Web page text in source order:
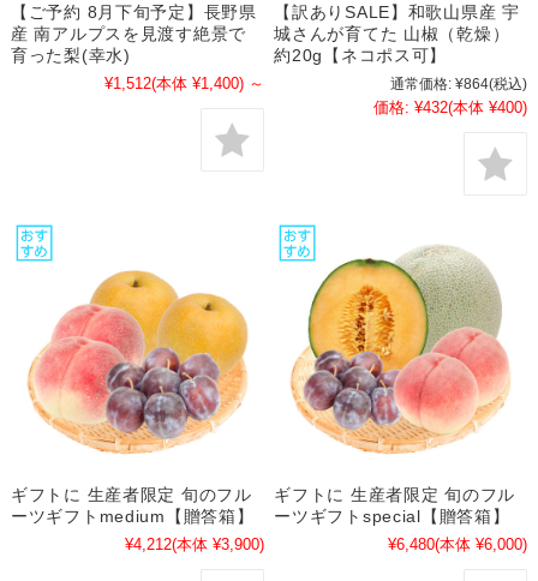
【ご予約 8月下旬予定】長野県
産 南アルプスを見渡す絶景で
育った梨(幸水)
¥1,512(本体 ¥1,400) ～
【訳ありSALE】和歌山県産 宇
城さんが育てた 山椒（乾燥）
約20g【ネコポス可】
通常価格: ¥864(税込)
価格: ¥432(本体 ¥400)
ギフトに 生産者限定 旬のフル
ーツギフトmedium【贈答箱】
¥4,212(本体 ¥3,900)
ギフトに 生産者限定 旬のフル
ーツギフトspecial【贈答箱】
¥6,480(本体 ¥6,000)